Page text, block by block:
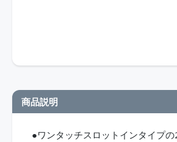
商品説明
●ワンタッチスロットインタイプ